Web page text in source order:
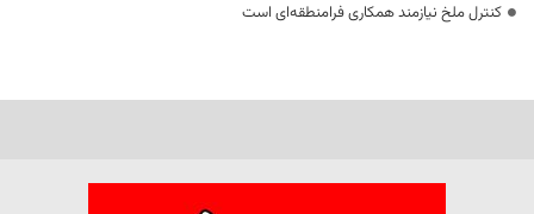
کنترل ملخ نیازمند همکاری فرامنطقه‌ای است